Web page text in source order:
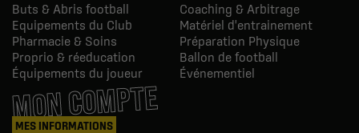
Buts & Abris football
Coaching & Arbitrage
Equipements du Club
Matériel d'entrainement
Pharmacie & Soins
Préparation Physique
Proprio & réeducation
Ballon de football
Équipements du joueur
Événementiel
MON COMPTE
MES INFORMATIONS